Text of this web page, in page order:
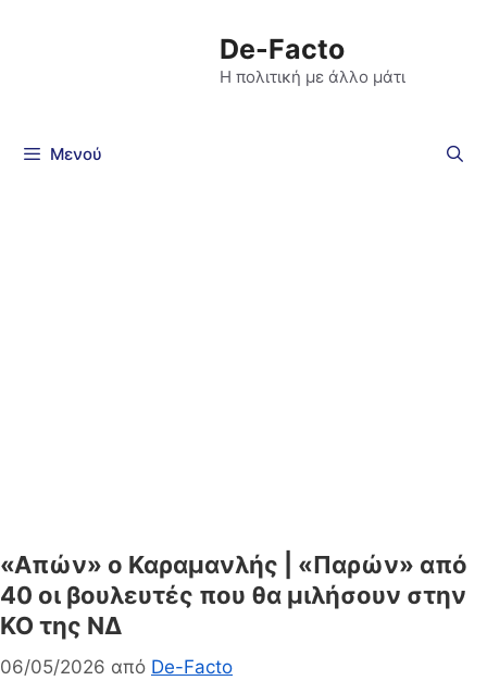
De-Facto
Η πολιτική με άλλο μάτι
Μενού
«Απών» ο Καραμανλής | «Παρών» από
40 οι βουλευτές που θα μιλήσουν στην
ΚΟ της ΝΔ
06/05/2026 από De-Facto